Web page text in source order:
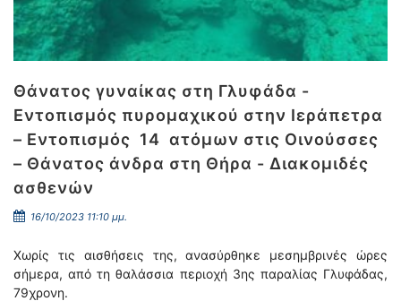
Θάνατος γυναίκας στη Γλυφάδα -
Εντοπισμός πυρομαχικού στην Ιεράπετρα
– Εντοπισμός 14 ατόμων στις Οινούσσες
– Θάνατος άνδρα στη Θήρα - Διακομιδές
ασθενών
16/10/2023 11:10 μμ.
Χωρίς τις αισθήσεις της, ανασύρθηκε μεσημβρινές ώρες
σήμερα, από τη θαλάσσια περιοχή 3ης παραλίας Γλυφάδας,
79χρονη.